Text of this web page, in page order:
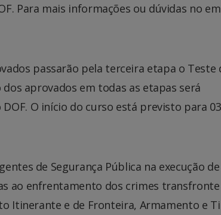
Para mais informações ou dúvidas no
passarão pela terceira etapa o Teste
aprovados em todas as etapas será
O início do curso está previsto para
de Segurança Pública na execução de
ao enfrentamento dos crimes
Itinerante e de Fronteira, Armamento e